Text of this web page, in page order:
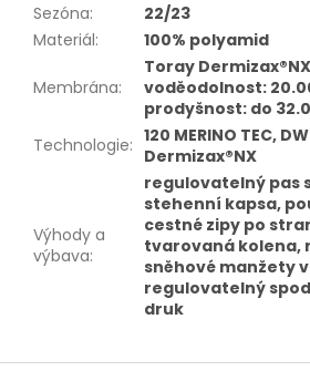
Sezóna:
22/23
Materiál: 100% polyamid
Membrána:
Toray
voděodolnost:
prodyšnost: do
Technologie: 120 MERINO TEC,
Dermizax®NX
Výhody a
výbava:
regulovatelný pas
stehenní kapsa,
cestné zipy po
tvarovaná kolena,
sněhové manžety
regulovatelný
druk
Z